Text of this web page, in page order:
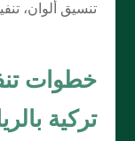
تنسيق ألوان،
خطوات
تركية